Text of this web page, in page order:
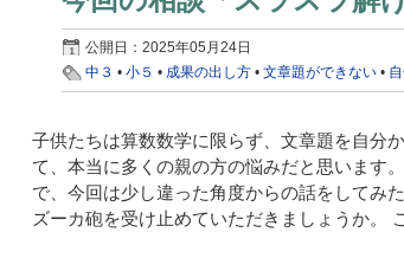
公開日：2025年05月24日
中３ •小５ • 成果の出し方 •文章題ができない •
子供たちは算数数学に限らず、文章題を自分
て、本当に多くの親の方の悩みだと思います
で、今回は少し違った角度からの話をしてみ
ズーカ砲を受け止めていただきましょうか。